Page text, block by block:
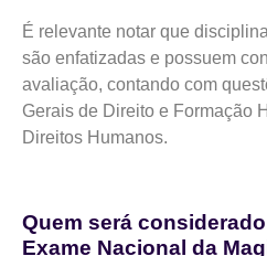
É relevante notar que
são enfatizadas e possuem
avaliação, contando com
Gerais de Direito e Formação
Direitos Humanos.
Quem será
Exame Nacional da